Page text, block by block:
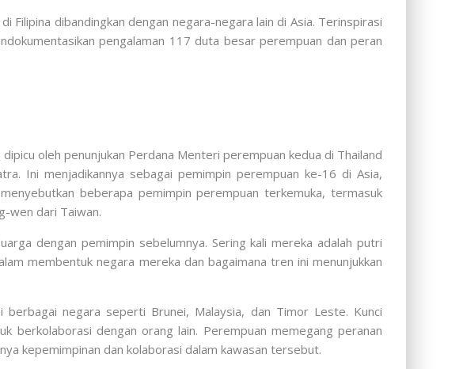
dibandingkan dengan negara-negara lain di Asia. Terinspirasi
pengalaman 117 duta besar perempuan dan peran
oleh penunjukan Perdana Menteri perempuan kedua di Thailand
Ini menjadikannya sebagai pemimpin perempuan ke-16 di Asia,
beberapa pemimpin perempuan terkemuka, termasuk
wen dari Taiwan.
dengan pemimpin sebelumnya. Sering kali mereka adalah putri
membentuk negara mereka dan bagaimana tren ini menunjukkan
negara seperti Brunei, Malaysia, dan Timor Leste. Kunci
berkolaborasi dengan orang lain. Perempuan memegang peranan
kepemimpinan dan kolaborasi dalam kawasan tersebut.